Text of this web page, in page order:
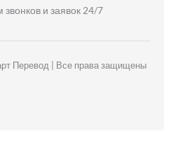
звонков и заявок 24/7
Перевод | Все права защищены